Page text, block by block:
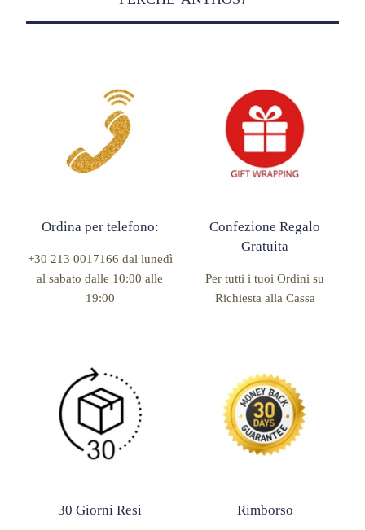
Ordina per telefono:
+30 213 0017166 dal lunedì
al sabato dalle 10:00 alle
19:00
Confezione Regalo
Gratuita
Per tutti i tuoi Ordini su
Richiesta alla Cassa
30 Giorni Resi Rimborso